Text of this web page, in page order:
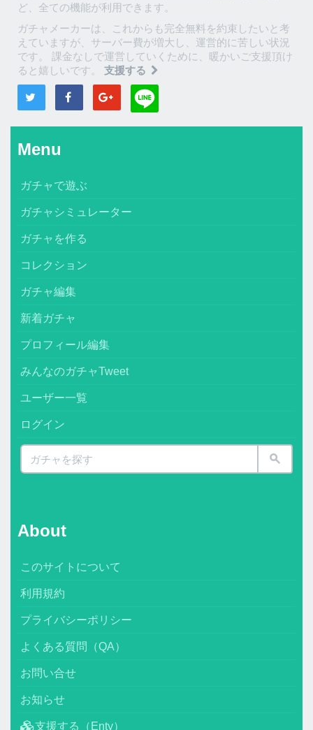
ど、全ての機能が利用できます。
ガチャメーカーは、これからも完全無料を約束したいと考
えていますが、サーバー費が増大し、運営的に苦しい状況
です。 課金なしで運営していくために、暖かいご支援頂け
ると嬉しいです。 支援する
Menu
ガチャで遊ぶ
ガチャシミュレーター
ガチャを作る
コレクション
ガチャ編集
新着ガチャ
プロフィール編集
みんなのガチャTweet
ユーザー一覧
ログイン
About
このサイトについて
利用規約
プライバシーポリシー
よくある質問（QA）
お問い合せ
お知らせ
支援する（Enty）